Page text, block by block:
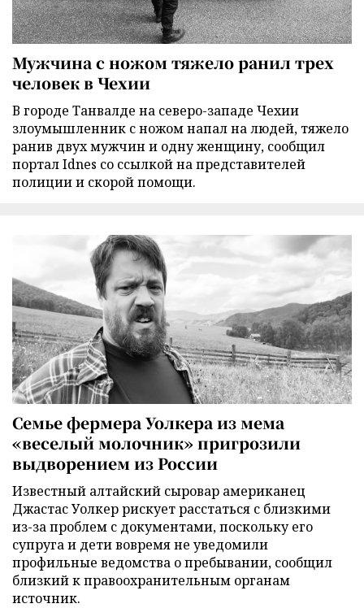
Мужчина с ножом тяжело ранил трех
человек в Чехии
В городе Танвалде на северо-западе Чехии
злоумышленник с ножом напал на людей, тяжело
ранив двух мужчин и одну женщину, сообщил
портал Idnes со ссылкой на представителей
полиции и скорой помощи.
Семье фермера Уолкера из мема
«веселый молочник» пригрозили
выдворением из России
Известный алтайский сыровар американец
Джастас Уолкер рискует расстаться с близкими
из-за проблем с документами, поскольку его
супруга и дети вовремя не уведомили
профильные ведомства о пребывании, сообщил
близкий к правоохранительным органам
источник.